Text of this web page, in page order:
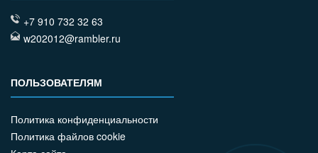
+7 910 732 32 63
w202012@rambler.ru
ПОЛЬЗОВАТЕЛЯМ
Политика конфиденциальности
Политика файлов cookie